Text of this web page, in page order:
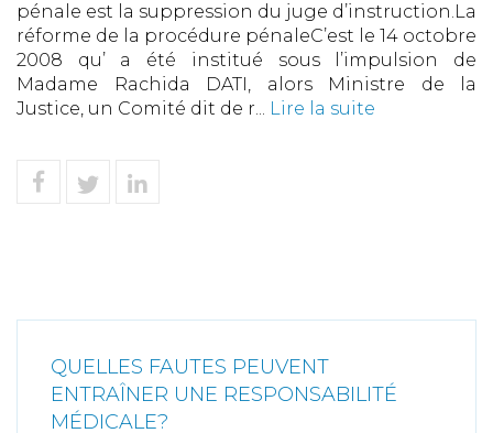
pénale est la suppression du juge d’instruction.La
réforme de la procédure pénaleC’est le 14 octobre
2008 qu’ a été institué sous l’impulsion de
Madame Rachida DATI, alors Ministre de la
Justice, un Comité dit de r... Lire la suite
QUELLES FAUTES PEUVENT
ENTRAÎNER UNE RESPONSABILITÉ
MÉDICALE?